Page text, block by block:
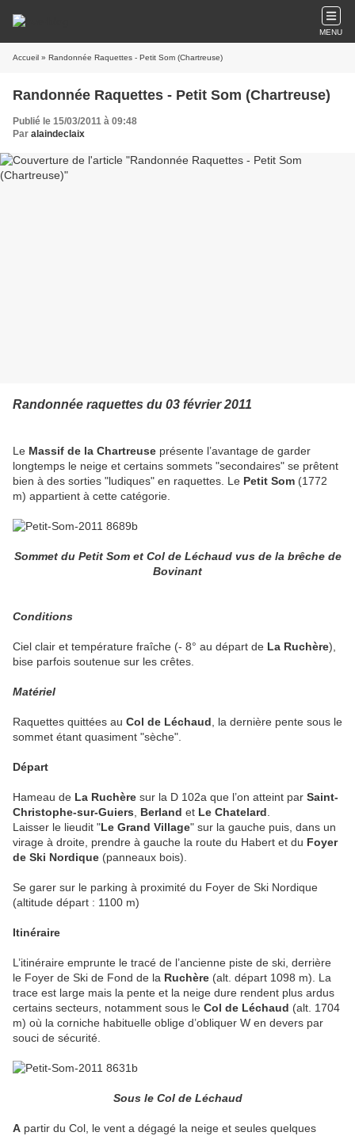
MENU
Accueil » Randonnée Raquettes - Petit Som (Chartreuse)
Randonnée Raquettes - Petit Som (Chartreuse)
Publié le 15/03/2011 à 09:48
Par alaindeclaix
Randonnée raquettes du 03 février 2011
Le Massif de la Chartreuse présente l’avantage de garder
longtemps le neige et certains sommets "secondaires" se prêtent
bien à des sorties "ludiques" en raquettes. Le Petit Som (1772
m) appartient à cette catégorie.
Sommet du Petit Som et Col de Léchaud vus de la brêche de
Bovinant
Conditions
Ciel clair et température fraîche (- 8° au départ de La Ruchère),
bise parfois soutenue sur les crêtes.
Matériel
Raquettes quittées au Col de Léchaud , la dernière pente sous le
sommet étant quasiment "sèche".
Départ
Hameau de La Ruchère sur la D 102a que l’on atteint par Saint-
Christophe-sur-Guiers
Berland et Le Chatelard
Laisser le lieudit "Le Grand Village" sur la gauche puis, dans un
virage à droite, prendre à gauche la route du Habert et du Foyer
de Ski Nordique (panneaux bois).
Se garer sur le parking à proximité du Foyer de Ski Nordique
(altitude départ : 1100 m)
Itinéraire
L’itinéraire emprunte le tracé de l’ancienne piste de ski, derrière
le Foyer de Ski de Fond de la Ruchère (alt. départ 1098 m). La
trace est large mais la pente et la neige dure rendent plus ardus
certains secteurs, notamment sous le Col de Léchaud (alt. 1704
m) où la corniche habituelle oblige d’obliquer W en devers par
souci de sécurité.
Sous le Col de Léchaud
A partir du Col, le vent a dégagé la neige et seules quelques